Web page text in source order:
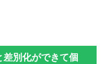
別化ができて個